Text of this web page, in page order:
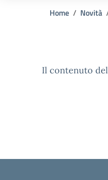
Home Novità
Il contenuto